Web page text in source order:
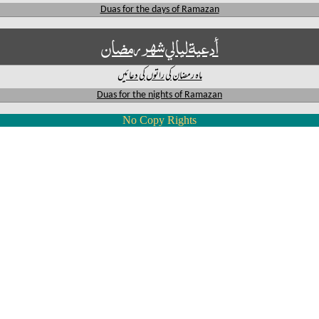
Duas for the days of Ramazan
أدعیة ليالي شهر رمضان
ماہ رمضان کی راتوں کی دعائیں
Duas for the nights of Ramazan
No Copy Rights